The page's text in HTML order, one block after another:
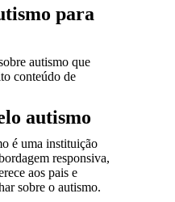
para
autismo que
conteúdo de
autismo
é uma instituição
responsiva,
aos pais e
sobre o autismo.